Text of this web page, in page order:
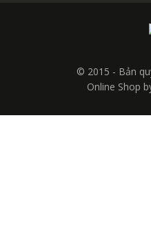
© 2015 - Bản
Online Shop